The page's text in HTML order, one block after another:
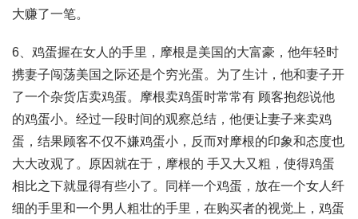
大赚了一笔。
6、鸡蛋握在女人的手里，摩根是美国的大富豪，他年轻时
携妻子闯荡美国之际还是个穷光蛋。为了生计，他和妻子开
了一个杂货店卖鸡蛋。摩根卖鸡蛋时常常有 顾客抱怨说他
的鸡蛋小。经过一段时间的观察总结，他便让妻子来卖鸡
蛋，结果顾客不仅不嫌鸡蛋小，反而对摩根的印象和态度也
大大改观了。原因就在于，摩根的 手又大又粗，使得鸡蛋
相比之下就显得有些小了。同样一个鸡蛋，放在一个女人纤
细的手里和一个男人粗壮的手里，在购买者的视觉上，鸡蛋